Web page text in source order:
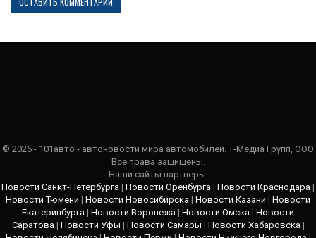
© 2026 - 101авто - автоновости мира автомобилей. Т-Медиа Групп, ООО
Все права защищены.
Наши сайты партнеры:
Новости Санкт-Петербурга | Новости Оренбурга | Новости Краснодара |
Новости Тюмени | Новости Новосибирска | Новости Казани | Новости
Екатеринбурга | Новости Воронежа | Новости Омска | Новости
Саратова| Новости Уфы | Новости Самары | Новости Хабаровска|